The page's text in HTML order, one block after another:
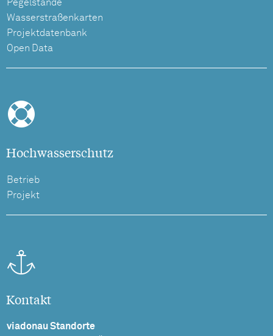
Pegelstände
Wasserstraßenkarten
Projektdatenbank
Open Data
Hochwasserschutz
Betrieb
Projekt
Kontakt
viadonau Standorte